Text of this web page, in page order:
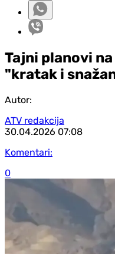
Tajni planovi
"kratak i
Autor:
ATV redakcija
30.04.2026 07:08
Komentari:
0